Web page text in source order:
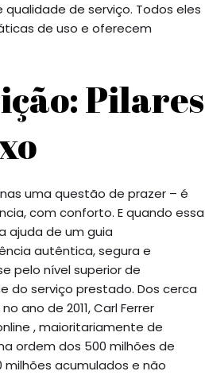
de serviço. Todos eles
de uso e oferecem
Pilares
uma questão de prazer – é
com conforto. E quando essa
ajuda de um guia
autêntica, segura e
pelo nível superior de
do serviço prestado. Dos cerca
ano de 2011, Carl Ferrer
, maioritariamente de
ordem dos 500 milhões de
acumulados e não